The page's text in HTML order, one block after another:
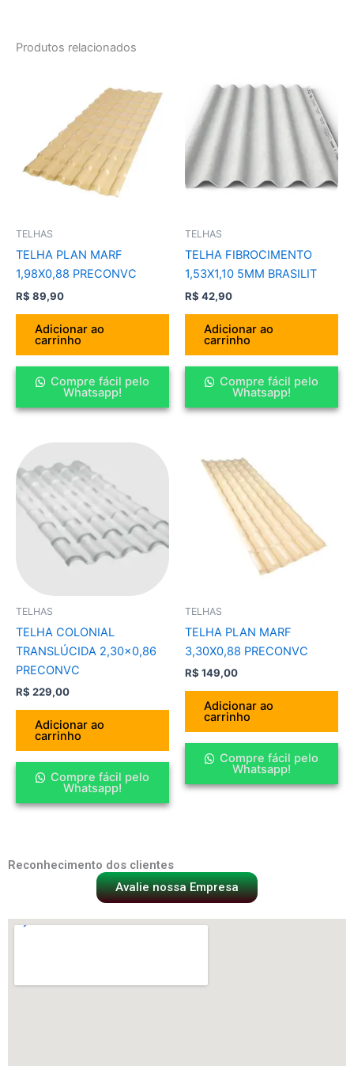
Produtos relacionados
TELHAS
TELHA PLAN MARF
1,98X0,88 PRECONVC
R$ 89,90
Adicionar ao
carrinho
Compre fácil pelo
Whatsapp!
TELHAS
TELHA FIBROCIMENTO
1,53X1,10 5MM BRASILIT
R$ 42,90
Adicionar ao
carrinho
Compre fácil pelo
Whatsapp!
TELHAS
TELHA COLONIAL
TRANSLÚCIDA 2,30×0,86
PRECONVC
R$ 229,00
Adicionar ao
carrinho
Compre fácil pelo
Whatsapp!
TELHAS
TELHA PLAN MARF
3,30X0,88 PRECONVC
R$ 149,00
Adicionar ao
carrinho
Compre fácil pelo
Whatsapp!
Reconhecimento dos clientes
Avalie nossa Empresa